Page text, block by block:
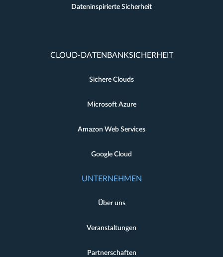
Dateninspirierte Sicherheit
CLOUD-DATENBANKSICHERHEIT
Sichere Clouds
Microsoft Azure
Amazon Web Services
Google Cloud
UNTERNEHMEN
Über uns
Veranstaltungen
Partnerschaften